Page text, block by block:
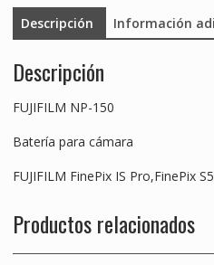
Descripción Información
Descripción
FUJIFILM NP-150
Batería para cámara
FUJIFILM FinePix IS Pro,FinePix
Productos relacionados